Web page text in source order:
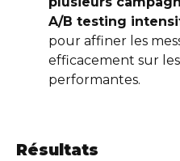
A/B testing
pour affiner les
efficacement sur
performantes.
Résultats